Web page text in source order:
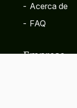
- Acerca de
- FAQ
Empresa